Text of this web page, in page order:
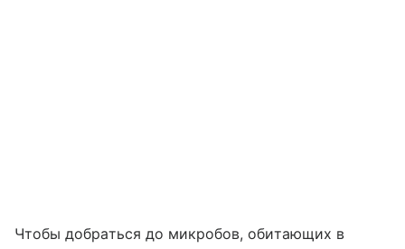
Чтобы добраться до микробов, обитающих в